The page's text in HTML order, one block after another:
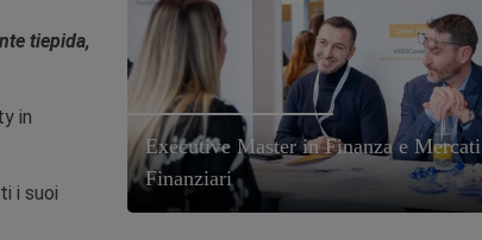
tiepida,
in
i suoi
Executive Master in Finanza e Mercati
Finanziari